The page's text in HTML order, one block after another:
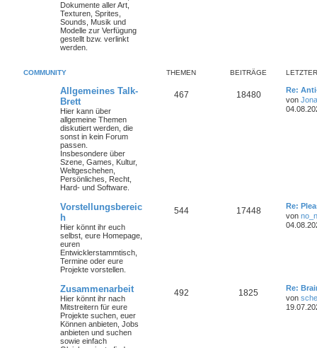
Dokumente aller Art,
Texturen, Sprites,
Sounds, Musik und
Modelle zur Verfügung
gestellt bzw. verlinkt
werden.
COMMUNITY THEMEN BEITRÄGE
Allgemeines Talk-
Brett
Hier kann über
allgemeine Themen
diskutiert werden, die
sonst in kein Forum
passen.
Insbesondere über
Szene, Games, Kultur,
Weltgeschehen,
Persönliches, Recht,
Hard- und Software.
467 18480
Re:
von
Vorstellungsbereic
h
Hier könnt ihr euch
selbst, eure Homepage,
euren
Entwicklerstammtisch,
Termine oder eure
Projekte vorstellen.
544 17448
Re:
von
Zusammenarbeit
Hier könnt ihr nach
Mitstreitern für eure
Projekte suchen, euer
Können anbieten, Jobs
anbieten und suchen
sowie einfach
492 1825
Re:
von